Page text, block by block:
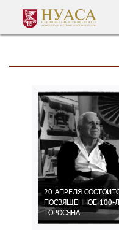
20 АПРЕЛЯ
ПОСВЯЩЕННОЕ 100-
ТОРОСЯНА